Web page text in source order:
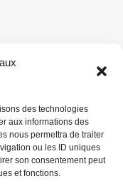
des technologies
aux informations des
nous permettra de traiter
ou les ID uniques
son consentement peut
et fonctions.